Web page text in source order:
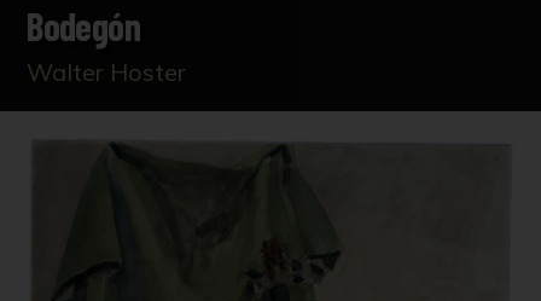
Bodegón
Walter Hoster